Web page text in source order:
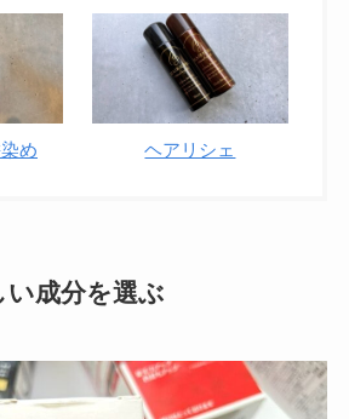
め ヘアリシェ
い成分を選ぶ